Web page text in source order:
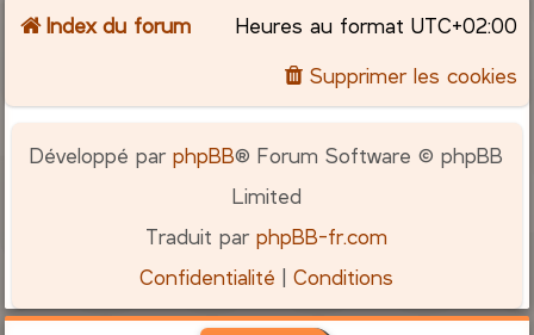
Index du forum Heures au format UTC+02:00
Supprimer les cookies
Développé parphpBB® Forum Software © phpBB
Limited
Traduit parphpBB-fr.com
Confidentialité |Conditions